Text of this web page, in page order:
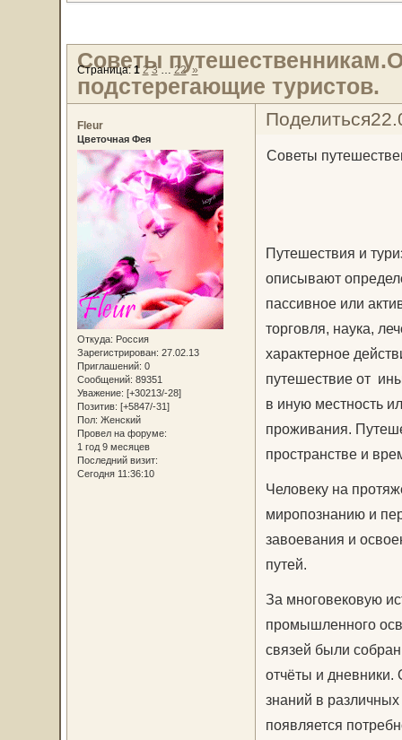
Советы
подстерегающие туристов.
Страница:1 2 3 … 22 »
Поделиться
Fleur
Цветочная Фея
Откуда: Россия
Зарегистрирован: 27.02.13
Приглашений: 0
Сообщений: 89351
Уважение: [+30213/-28]
Позитив: [+5847/-31]
Пол: Женский
Провел на форуме:
1 год 9 месяцев
Последний визит:
Сегодня 11:36:10
Советы
Путешествия и
описывают
пассивное или
торговля, наука,
характерное
путешествие от
в иную местность
проживания.
пространстве и
Человеку на
миропознанию и
завоевания и
путей.
За многовековую
промышленного
связей были
отчёты и
знаний в
появляется